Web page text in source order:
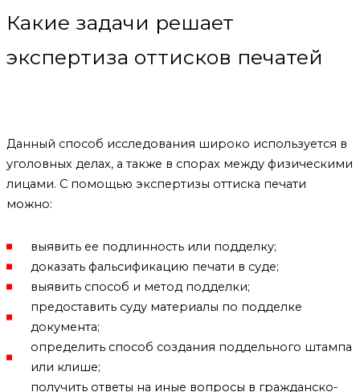
Какие задачи решает
экспертиза оттисков печатей
Данный способ исследования широко используется в
уголовных делах, а также в спорах между физическими
лицами. С помощью экспертизы оттиска печати
можно:
выявить ее подлинность или подделку;
доказать фальсификацию печати в суде;
выявить способ и метод подделки;
предоставить суду материалы по подделке
документа;
определить способ создания поддельного штампа
или клише;
получить ответы на иные вопросы в гражданско-